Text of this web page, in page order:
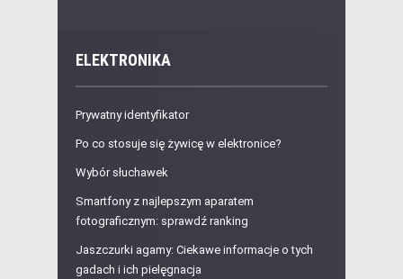
ELEKTRONIKA
Prywatny identyfikator
Po co stosuje się żywicę w elektronice?
Wybór słuchawek
Smartfony z najlepszym aparatem
fotograficznym: sprawdź ranking
Jaszczurki agamy: Ciekawe informacje o tych
gadach i ich pielęgnacja